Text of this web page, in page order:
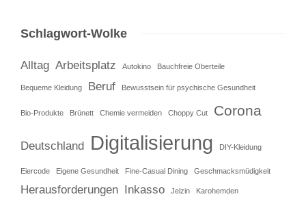
Schlagwort-Wolke
Alltag Arbeitsplatz Autokino Bauchfreie Oberteile
Bequeme Kleidung Beruf Bewusstsein für psychische Gesundheit
Bio-Produkte Brünett Chemie vermeiden Choppy Cut Corona
Deutschland Digitalisierung DIY-Kleidung
Eiercode Eigene Gesundheit Fine-Casual Dining Geschmacksmüdigkeit
Herausforderungen Inkasso Jelzin Karohemden